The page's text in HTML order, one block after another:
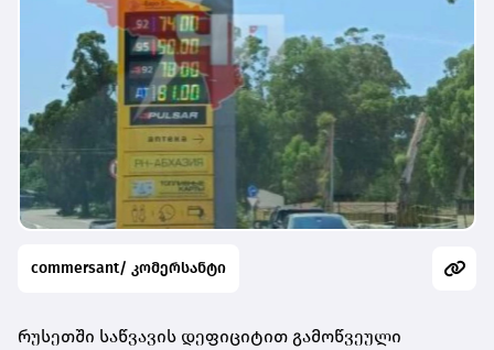
commersant/ კომერსანტი
რუსეთში საწვავის დეფიციტით გამოწვეული